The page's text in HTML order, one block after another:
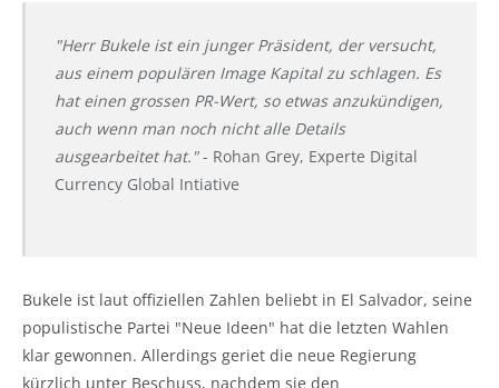
"Herr Bukele ist ein junger Präsident, der versucht,
aus einem populären Image Kapital zu schlagen. Es
hat einen grossen PR-Wert, so etwas anzukündigen,
auch wenn man noch nicht alle Details
ausgearbeitet hat. "- Rohan Grey, Experte Digital
Currency Global Intiative
Bukele ist laut offiziellen Zahlen beliebt in El Salvador, seine
populistische Partei "Neue Ideen" hat die letzten Wahlen
klar gewonnen. Allerdings geriet die neue Regierung
kürzlich unter Beschuss, nachdem sie den